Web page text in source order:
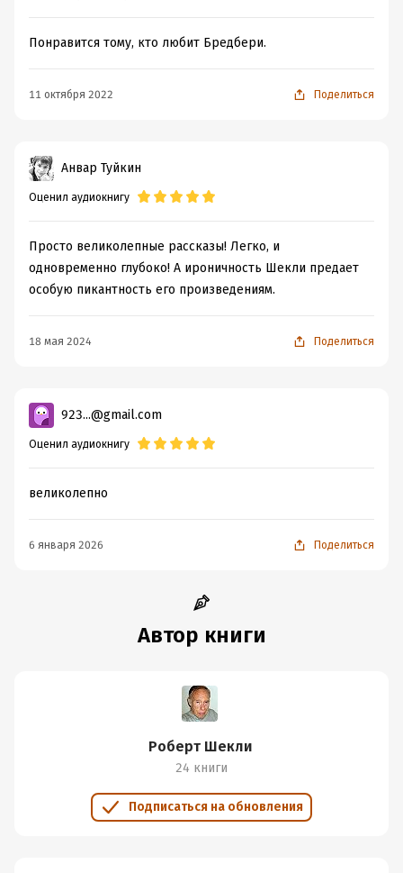
Понравится тому, кто любит Бредбери.
11 октября 2022 Поделиться
Анвар Туйкин
Оценил аудиокнигу
Просто великолепные рассказы! Легко, и
одновременно глубоко! А ироничность Шекли предает
особую пикантность его произведениям.
18 мая 2024 Поделиться
923...@gmail.com
Оценил аудиокнигу
великолепно
6 января 2026 Поделиться
Автор книги
Роберт Шекли
24 книги
Подписаться на обновления